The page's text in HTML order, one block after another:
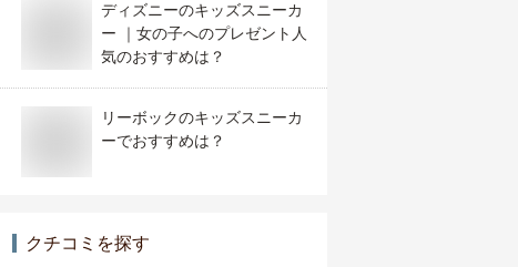
ディズニーのキッズスニーカ
ー ｜女の子へのプレゼント人
気のおすすめは？
リーボックのキッズスニーカ
ーでおすすめは？
クチコミを探す